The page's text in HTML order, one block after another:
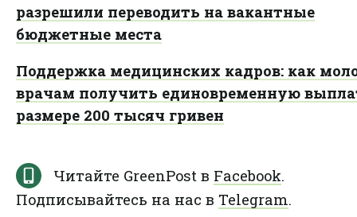
разрешили переводить на вакантные
бюджетные места
Поддержка медицинских кадров: как
врачам получить единовременную
размере 200 тысяч гривен
Читайте GreenPost в Facebook.
Подписывайтесь на нас в Telegram.